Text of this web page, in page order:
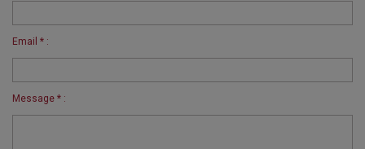
Email * :
Message * :